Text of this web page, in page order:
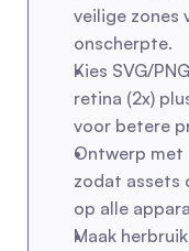
veilige zones
onscherpte.
Kies SVG/
retina (2x)
voor betere
Ontwerp met
zodat assets
op alle
Maak